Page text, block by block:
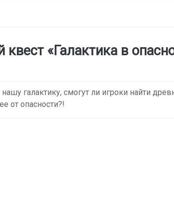
квест «Галактика в
галактику, смогут ли игроки найти
от опасности?!